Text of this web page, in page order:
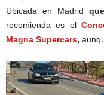
Ubicada en Madrid
recomienda es el
Magna Supercars,